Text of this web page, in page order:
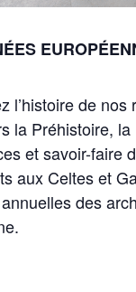
l’histoire de
la Préhistoire,
et savoir-faire
aux Celtes et
des